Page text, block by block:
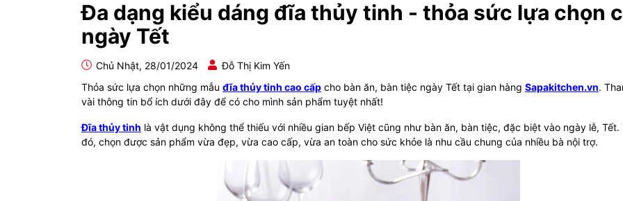
Đa dạng kiểu dáng đĩa thủy tinh - thỏa sức lựa chọn
ngày Tết
Chủ Nhật, 28/01/2024
Đỗ Thị Kim Yến
Thỏa sức lựa chọn những mẫu đĩa thủy tinh cao cấp cho bàn ăn, bàn tiệc ngày Tết tại gian hàng Sapakitchen.vn.
vài thông tin bổ ích dưới đây để có cho mình sản phẩm tuyệt nhất!
Đĩa thủy tinh là vật dụng không thể thiếu với nhiều gian bếp Việt cũng như bàn ăn, bàn tiệc, đặc biệt vào ngày lễ, Tết.
đó, chọn được sản phẩm vừa đẹp, vừa cao cấp, vừa an toàn cho sức khỏe là nhu cầu chung của nhiều bà nội trợ.